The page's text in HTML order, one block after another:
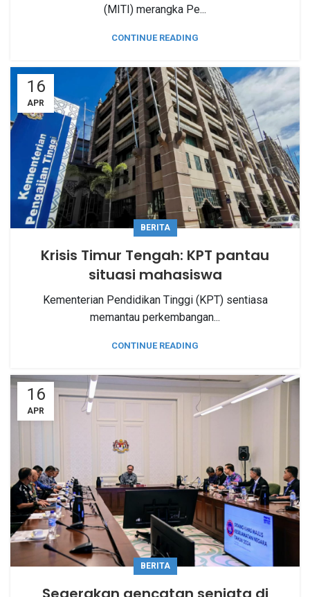
(MITI) merangka Pe...
CONTINUE READING
16
APR
BERITA
Krisis Timur Tengah: KPT pantau
situasi mahasiswa
Kementerian Pendidikan Tinggi (KPT) sentiasa
memantau perkembangan...
CONTINUE READING
16
APR
BERITA